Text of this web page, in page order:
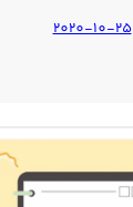
2020-10-25